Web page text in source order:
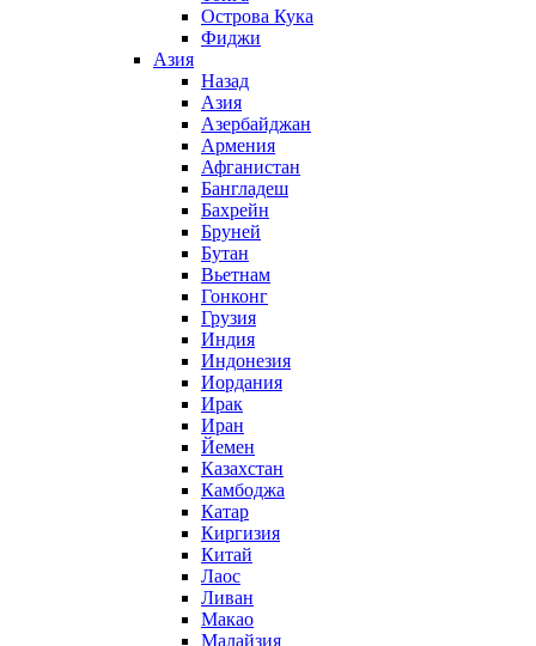
Острова Кука
Фиджи
Азия
Назад
Азия
Азербайджан
Армения
Афганистан
Бангладеш
Бахрейн
Бруней
Бутан
Вьетнам
Гонконг
Грузия
Индия
Индонезия
Иордания
Ирак
Иран
Йемен
Казахстан
Камбоджа
Катар
Киргизия
Китай
Лаос
Ливан
Макао
Малайзия